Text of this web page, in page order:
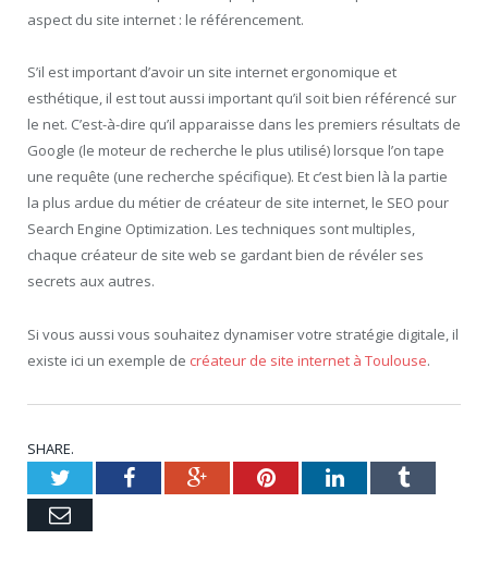
aspect du site internet : le référencement.
S’il est important d’avoir un site internet ergonomique et
esthétique, il est tout aussi important qu’il soit bien référencé sur
le net. C’est-à-dire qu’il apparaisse dans les premiers résultats de
Google (le moteur de recherche le plus utilisé) lorsque l’on tape
une requête (une recherche spécifique). Et c’est bien là la partie
la plus ardue du métier de créateur de site internet, le SEO pour
Search Engine Optimization. Les techniques sont multiples,
chaque créateur de site web se gardant bien de révéler ses
secrets aux autres.
Si vous aussi vous souhaitez dynamiser votre stratégie digitale, il
existe ici un exemple de créateur de site internet à Toulouse.
SHARE.
TwitterFacebookGoogle+PinterestLinkedInTumblr
Email